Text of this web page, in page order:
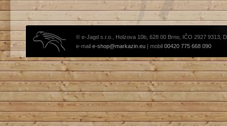
© e-Jagd s.r.o., Holzova 10b, 628 00 Brno, IČO 2927 9313,
e-mail e-shop@markazin.eu | mobil 00420 775 668 090